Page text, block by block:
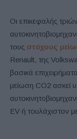
Οι επικεφαλής
τους στόχους
Renault, της
βασικά
μείωση CO2 ασκεί
EV ή τουλάχιστον